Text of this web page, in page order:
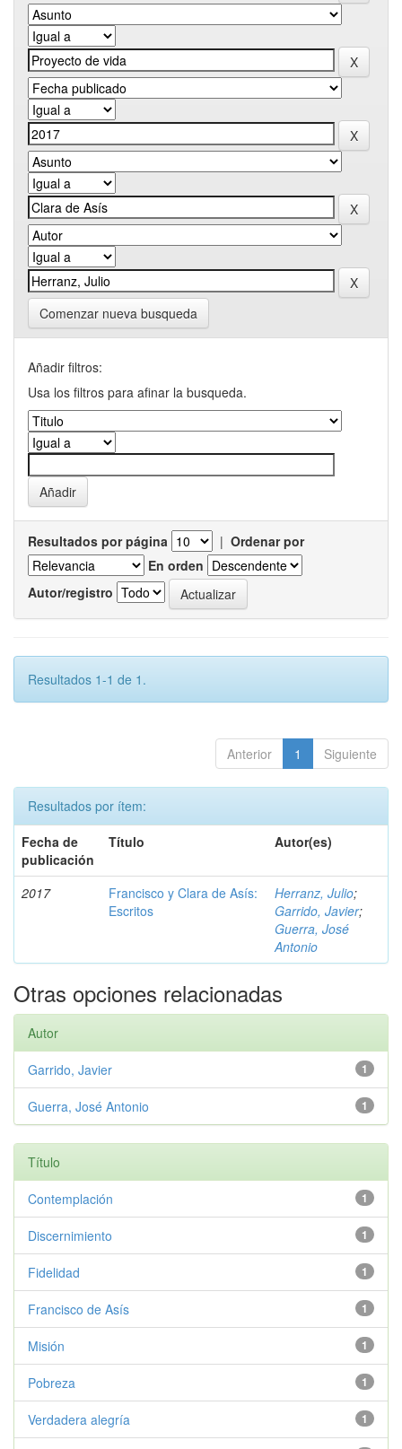
Comenzar nueva busqueda
Añadir filtros:
Usa los filtros para afinar la busqueda.
Resultados por página | Ordenar por
En orden
Autor/registro
Resultados 1-1 de 1.
Anterior 1 Siguiente
Resultados por ítem:
Fecha de
publicación
Título Autor(es)
2017
Francisco y Clara de Asís:
Escritos
Herranz, Julio;
Garrido, Javier;
Guerra, José
Antonio
Otras opciones relacionadas
Autor
1
Garrido, Javier
1
Guerra, José Antonio
Título
1
Contemplación
1
Discernimiento
1
Fidelidad
1
Francisco de Asís
1
Misión
1
Pobreza
1
Verdadera alegría